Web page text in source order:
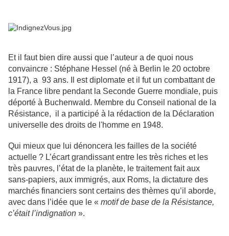
Et il faut bien dire aussi que l’auteur a de quoi nous
convaincre : Stéphane Hessel (né à Berlin le 20 octobre
1917), a 93 ans. Il est diplomate et il fut un combattant de
la France libre pendant la Seconde Guerre mondiale, puis
déporté à Buchenwald. Membre du Conseil national de la
Résistance, il a participé à la rédaction de la Déclaration
universelle des droits de l'homme en 1948.
Qui mieux que lui dénoncera les failles de la société
actuelle ? L’écart grandissant entre les très riches et les
très pauvres, l’état de la planète, le traitement fait aux
sans-papiers, aux immigrés, aux Roms, la dictature des
marchés financiers sont certains des thèmes qu’il aborde,
avec dans l’idée que le « motif de base de la Résistance,
c’était l’indignation ».